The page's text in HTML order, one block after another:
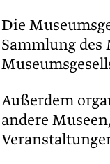
Die
Sammlung des
Außerdem
andere